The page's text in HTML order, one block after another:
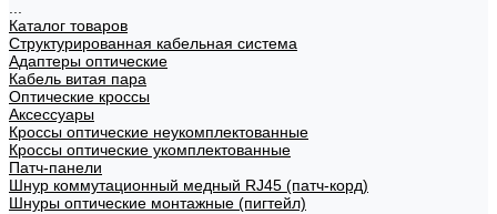
Каталог товаров
Структурированная кабельная система
Адаптеры оптические
Кабель витая пара
Оптические кроссы
Аксессуары
Кроссы оптические неукомплектованные
Кроссы оптические укомплектованные
Патч-панели
Шнур коммутационный медный RJ45 (патч-корд)
Шнуры оптические монтажные (пигтейл)